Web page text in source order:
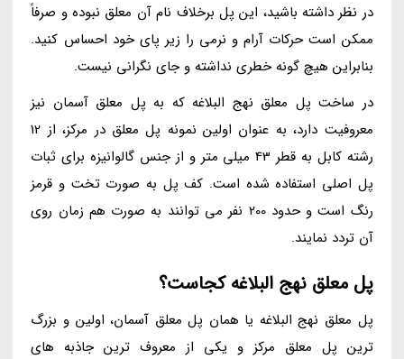
در نظر داشته باشید، این پل برخلاف نام آن معلق نبوده و صرفاً
ممکن است حرکات آرام و نرمی را زیر پای خود احساس کنید.
بنابراین هیچ گونه خطری نداشته و جای نگرانی نیست.
در ساخت پل معلق نهج البلاغه که به پل معلق آسمان نیز
معروفیت دارد، به عنوان اولین نمونه پل معلق در مرکز، از 12
رشته کابل به قطر 43 میلی متر و از جنس گالوانیزه برای ثبات
پل اصلی استفاده شده است. کف پل به صورت تخت و قرمز
رنگ است و حدود 200 نفر می توانند به صورت هم زمان روی
آن تردد نمایند.
پل معلق نهج البلاغه کجاست؟
پل معلق نهج البلاغه یا همان پل معلق آسمان، اولین و بزرگ
ترین پل معلق مرکز و یکی از معروف ترین جاذبه های